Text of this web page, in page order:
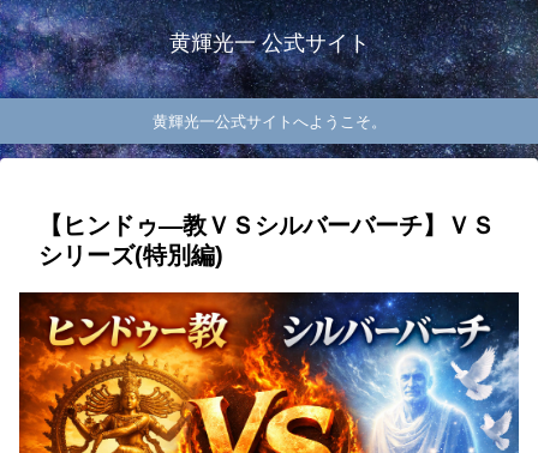
黄輝光一 公式サイト
黄輝光一公式サイトへようこそ。
【ヒンドゥ―教ＶＳシルバーバーチ】ＶＳ
シリーズ(特別編)